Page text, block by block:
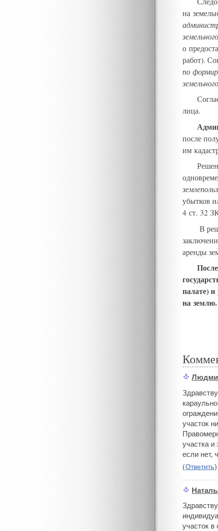
на
о
работ).
по
лица.
после
им
убытков
4 ст. 32
В
аренды
палате)и
на землю.
#
участок
участка
если нет,
(Ответить)
#
участок в